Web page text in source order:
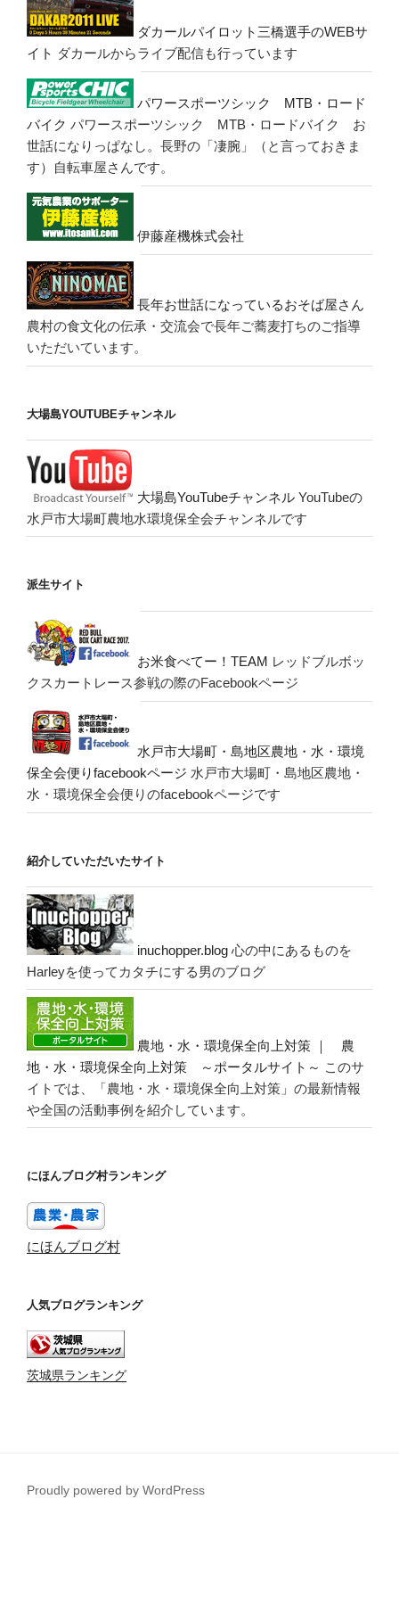
ダカールパイロット三橋選手のWEBサ
イト ダカールからライブ配信も行っています
パワースポーツシック MTB・ロード
バイク パワースポーツシック MTB・ロードバイク お
世話になりっぱなし。長野の「凄腕」（と言っておきま
す）自転車屋さんです。
伊藤産機株式会社
長年お世話になっているおそば屋さん
農村の食文化の伝承・交流会で長年ご蕎麦打ちのご指導
いただいています。
大場島YOUTUBEチャンネル
大場島YouTubeチャンネル YouTubeの
水戸市大場町農地水環境保全会チャンネルです
派生サイト
お米食べてー！TEAM レッドブルボッ
クスカートレース参戦の際のFacebookページ
水戸市大場町・島地区農地・水・環境
保全会便りfacebookページ 水戸市大場町・島地区農地・
水・環境保全会便りのfacebookページです
紹介していただいたサイト
inuchopper.blog 心の中にあるものを
Harleyを使ってカタチにする男のブログ
農地・水・環境保全向上対策 ｜ 農
地・水・環境保全向上対策 ～ポータルサイト～ このサ
イトでは、「農地・水・環境保全向上対策」の最新情報
や全国の活動事例を紹介しています。
にほんブログ村ランキング
にほんブログ村
人気ブログランキング
茨城県ランキング
Proudly powered by WordPress